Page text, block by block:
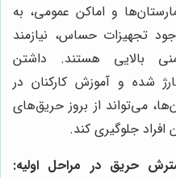
و اماکن عمومی، به
تجهیزات حساس، نیازمند
بالایی هستند. داشتن
شده و آموزش کارکنان در
می‌تواند از بروز حریق‌های
جلوگیری کند.
حریق در مراحل اولیه: